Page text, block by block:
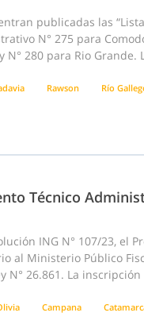
publicadas las
N° 275 para
N° 280 para Rio
Rawson Río
Técnico
ING N° 107/23, el
al Ministerio Público
N° 26.861. La
Campana